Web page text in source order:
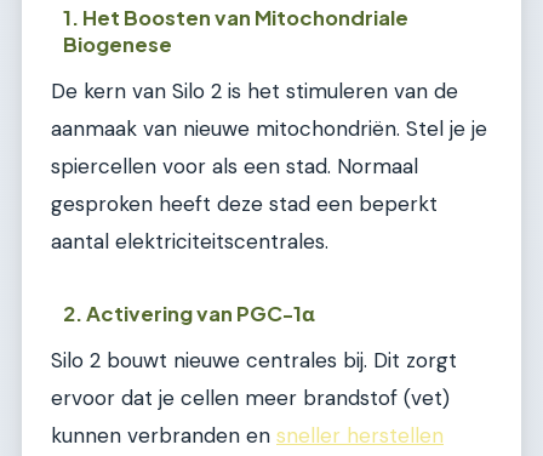
1. Het Boosten van Mitochondriale
Biogenese
De kern van Silo 2 is het stimuleren van de
aanmaak van nieuwe mitochondriën. Stel je je
spiercellen voor als een stad. Normaal
gesproken heeft deze stad een beperkt
aantal elektriciteitscentrales.
2. Activering van PGC-1α
Silo 2 bouwt nieuwe centrales bij. Dit zorgt
ervoor dat je cellen meer brandstof (vet)
kunnen verbranden en sneller herstellen